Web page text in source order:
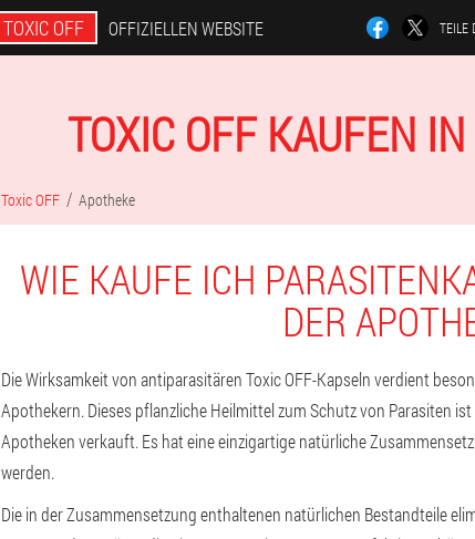
TOXIC OFF OFFIZIELLEN WEBSITE TEILE
TOXIC OFF KAUFEN
Toxic OFF Apotheke
WIE KAUFE ICH
DER
Die Wirksamkeit von antiparasitären Toxic OFF-Kapseln verdient
Apothekern. Dieses pflanzliche Heilmittel zum Schutz von Parasiten
Apotheken verkauft. Es hat eine einzigartige natürliche
werden.
Die in der Zusammensetzung enthaltenen natürlichen Bestandteile